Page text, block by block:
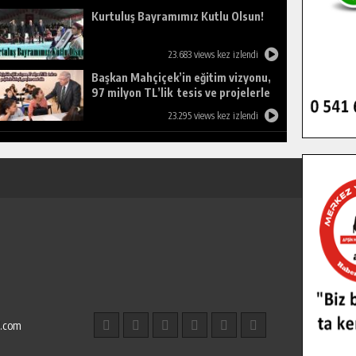
Kurtuluş Bayramımız Kutlu Olsun!
23.683 views kez izlendi
Başkan Mahçiçek’in eğitim vizyonu,
97 milyon TL’lik tesis ve projelerle
23.295 views kez izlendi